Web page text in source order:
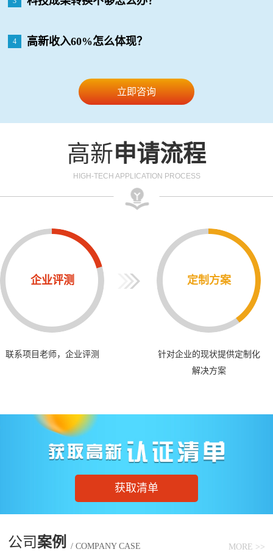
4 高新收入60%怎么体现？
立即咨询
高新申请流程
HIGH-TECH APPLICATION PROCESS
企业评测
联系项目老师，企业评测
定制方案
针对企业的现状提供定制化
解决方案
获取清单
公司案例 / COMPANY CASE MORE >>